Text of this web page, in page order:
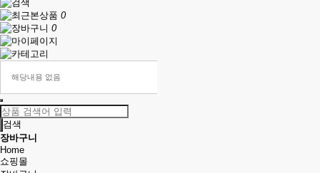
0
0
해당내용 없음
검색
장바구니
Home
쇼핑몰